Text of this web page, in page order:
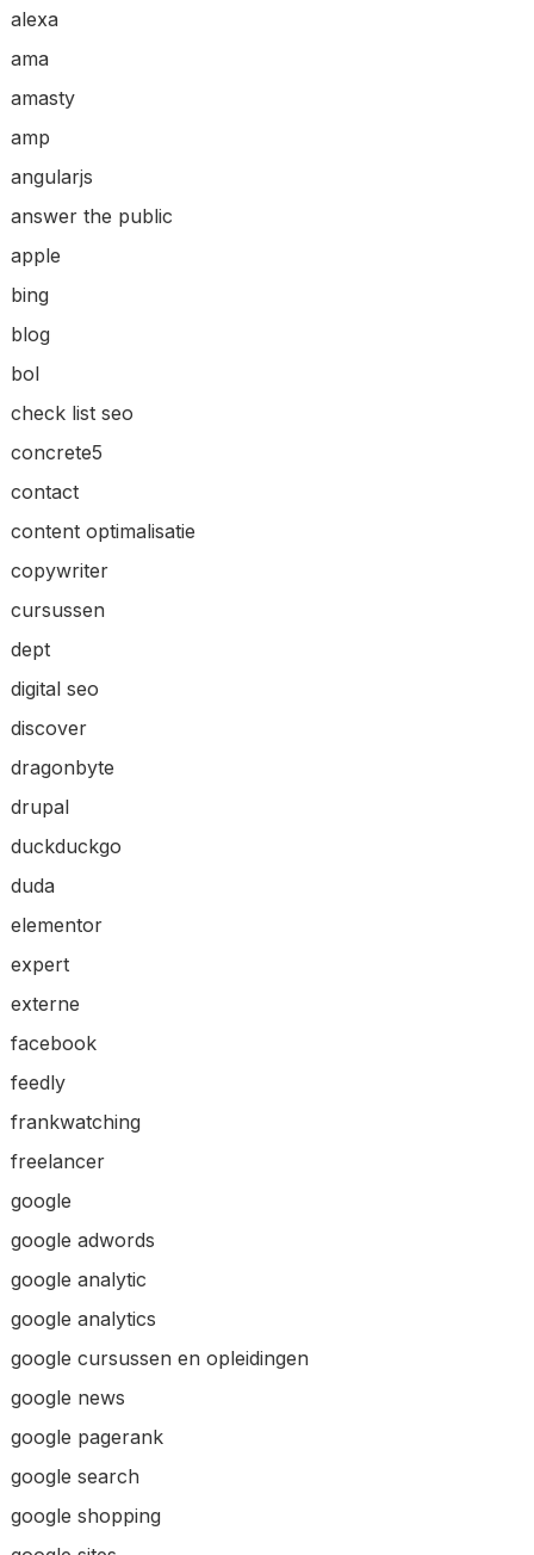
alexa
ama
amasty
amp
angularjs
answer the public
apple
bing
blog
bol
check list seo
concrete5
contact
content optimalisatie
copywriter
cursussen
dept
digital seo
discover
dragonbyte
drupal
duckduckgo
duda
elementor
expert
externe
facebook
feedly
frankwatching
freelancer
google
google adwords
google analytic
google analytics
google cursussen en opleidingen
google news
google pagerank
google search
google shopping